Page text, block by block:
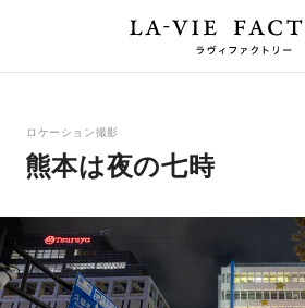
ロケーション撮影
熊本は夜の七時